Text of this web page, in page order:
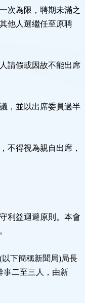
次為限，聘期未滿之
他人選繼任至原聘
請假或因故不能出席
，並以出席委員過半
不得視為親自出席，
利益迴避原則。本會
下簡稱新聞局)局長
二至三人，由新